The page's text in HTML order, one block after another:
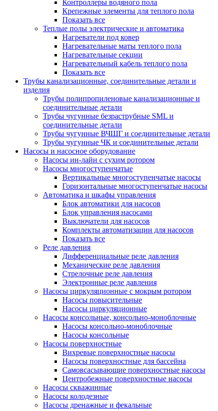
Контроллеры водяного пола
Крепежные элементы для теплого пола
Показать все
Теплые полы электрические и автоматика
Нагреватели под ковер
Нагревательные маты теплого пола
Нагревательные секции
Нагревательный кабель теплого пола
Показать все
Трубы канализационные, соединительные детали и
изделия
Трубы полипропиленовые канализационные и
соединительные детали
Трубы чугунные безраструбные SML и
соединительные детали
Трубы чугунные ВЧШГ и соединительные детали
Трубы чугунные ЧК и соединительные детали
Насосы и насосное оборудование
Насосы ин-лайн с сухим ротором
Насосы многоступенчатые
Вертикальные многоступенчатые насосы
Горизонтальные многоступенчатые насосы
Автоматика и шкафы управления
Блок автоматики для насосов
Блок управления насосами
Выключатели для насосов
Комплекты автоматизации для насосов
Показать все
Реле давления
Дифференциальные реле давления
Механические реле давления
Стрелочные реле давления
Электронные реле давления
Насосы циркуляционные с мокрым ротором
Насосы повысительные
Насосы циркуляционные
Насосы консольные, консольно-моноблочные
Насосы консольно-моноблочные
Насосы консольные
Насосы поверхностные
Вихревые поверхностные насосы
Насосы поверхностные для бассейна
Самовсасывающие поверхностные насосы
Центробежные поверхностные насосы
Насосы скважинные
Насосы колодезные
Насосы дренажные и фекальные